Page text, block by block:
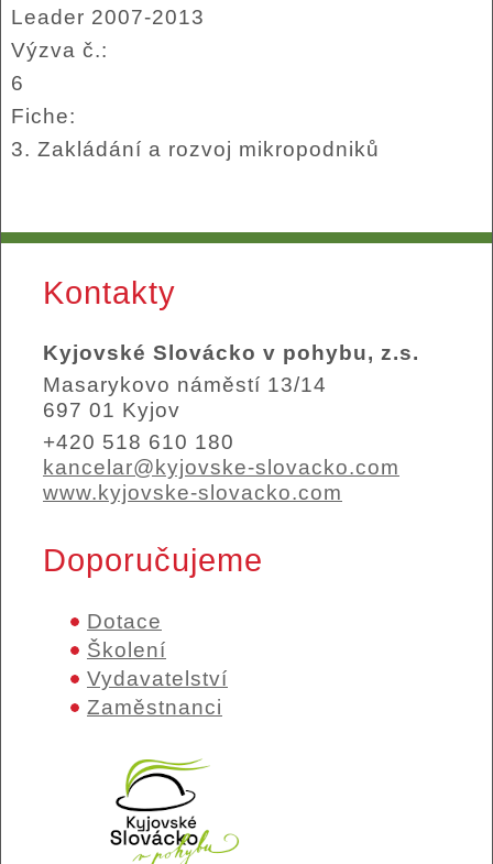
Leader 2007-2013
Výzva č.:
6
Fiche:
3. Zakládání a rozvoj mikropodniků
Kontakty
Kyjovské Slovácko v pohybu, z.s.
Masarykovo náměstí 13/14
697 01 Kyjov
+420 518 610 180
kancelar@kyjovske-slovacko.com
www.kyjovske-slovacko.com
Doporučujeme
Dotace
Školení
Vydavatelství
Zaměstnanci